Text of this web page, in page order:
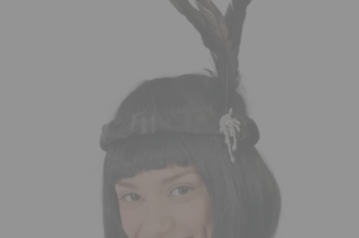
¡Adelante! Te estabamos esperando.
CREAR CUENTA